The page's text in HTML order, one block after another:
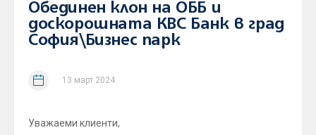
Обединен клон на ОББ и
доскорошната КBC Банк в град
София\Бизнес парк
13 март 2024
Уважаеми клиенти,